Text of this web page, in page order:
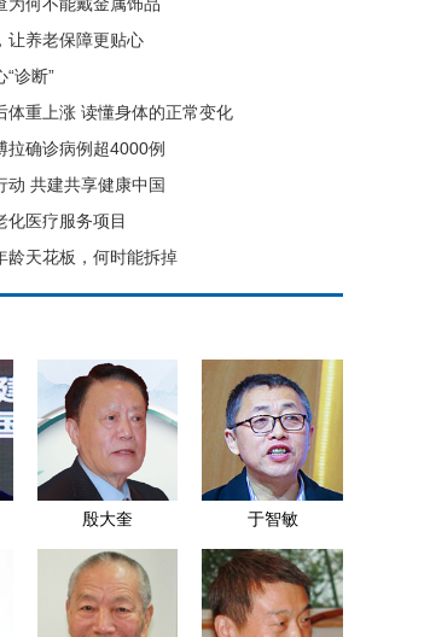
让养老保障更贴心
诊断”
体重上涨 读懂身体的正常变化
拉确诊病例超4000例
动 共建共享健康中国
化医疗服务项目
龄天花板，何时能拆掉
殷大奎 于智敏